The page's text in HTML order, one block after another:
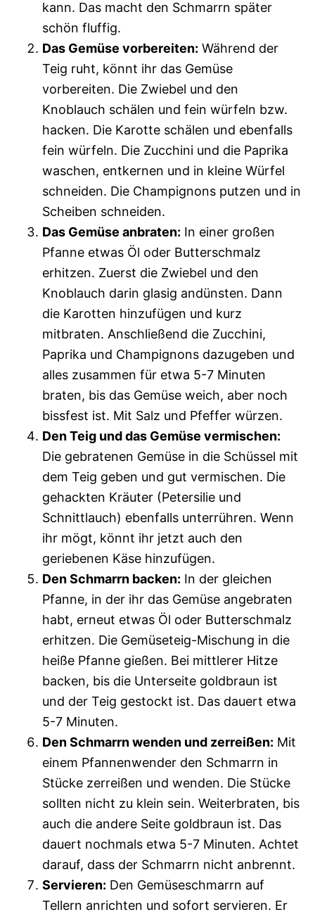
kann. Das macht den Schmarrn später
schön fluffig.
Das Gemüse vorbereiten: Während der
Teig ruht, könnt ihr das Gemüse
vorbereiten. Die Zwiebel und den
Knoblauch schälen und fein würfeln bzw.
hacken. Die Karotte schälen und ebenfalls
fein würfeln. Die Zucchini und die Paprika
waschen, entkernen und in kleine Würfel
schneiden. Die Champignons putzen und in
Scheiben schneiden.
Das Gemüse anbraten: In einer großen
Pfanne etwas Öl oder Butterschmalz
erhitzen. Zuerst die Zwiebel und den
Knoblauch darin glasig andünsten. Dann
die Karotten hinzufügen und kurz
mitbraten. Anschließend die Zucchini,
Paprika und Champignons dazugeben und
alles zusammen für etwa 5-7 Minuten
braten, bis das Gemüse weich, aber noch
bissfest ist. Mit Salz und Pfeffer würzen.
Den Teig und das Gemüse vermischen:
Die gebratenen Gemüse in die Schüssel mit
dem Teig geben und gut vermischen. Die
gehackten Kräuter (Petersilie und
Schnittlauch) ebenfalls unterrühren. Wenn
ihr mögt, könnt ihr jetzt auch den
geriebenen Käse hinzufügen.
Den Schmarrn backen: In der gleichen
Pfanne, in der ihr das Gemüse angebraten
habt, erneut etwas Öl oder Butterschmalz
erhitzen. Die Gemüseteig-Mischung in die
heiße Pfanne gießen. Bei mittlerer Hitze
backen, bis die Unterseite goldbraun ist
und der Teig gestockt ist. Das dauert etwa
5-7 Minuten.
Den Schmarrn wenden und zerreißen: Mit
einem Pfannenwender den Schmarrn in
Stücke zerreißen und wenden. Die Stücke
sollten nicht zu klein sein. Weiterbraten, bis
auch die andere Seite goldbraun ist. Das
dauert nochmals etwa 5-7 Minuten. Achtet
darauf, dass der Schmarrn nicht anbrennt.
Servieren: Den Gemüseschmarrn auf
Tellern anrichten und sofort servieren. Er